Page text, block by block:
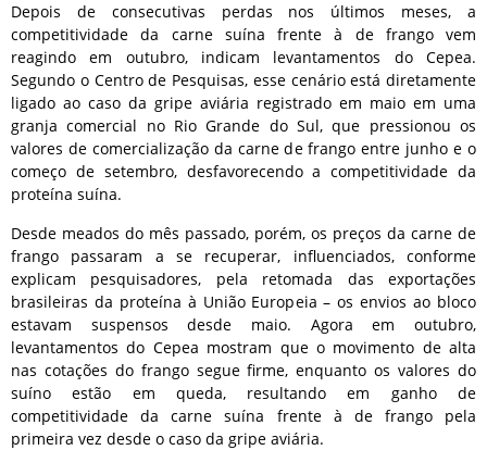
Depois de consecutivas perdas nos últimos meses, a
competitividade da carne suína frente à de frango vem
reagindo em outubro, indicam levantamentos do Cepea.
Segundo o Centro de Pesquisas, esse cenário está diretamente
ligado ao caso da gripe aviária registrado em maio em uma
granja comercial no Rio Grande do Sul, que pressionou os
valores de comercialização da carne de frango entre junho e o
começo de setembro, desfavorecendo a competitividade da
proteína suína.
Desde meados do mês passado, porém, os preços da carne de
frango passaram a se recuperar, influenciados, conforme
explicam pesquisadores, pela retomada das exportações
brasileiras da proteína à União Europeia – os envios ao bloco
estavam suspensos desde maio. Agora em outubro,
levantamentos do Cepea mostram que o movimento de alta
nas cotações do frango segue firme, enquanto os valores do
suíno estão em queda, resultando em ganho de
competitividade da carne suína frente à de frango pela
primeira vez desde o caso da gripe aviária.